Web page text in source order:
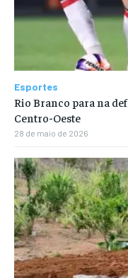
Esportes
Rio Branco para na
Centro-Oeste
28 de maio de 2026